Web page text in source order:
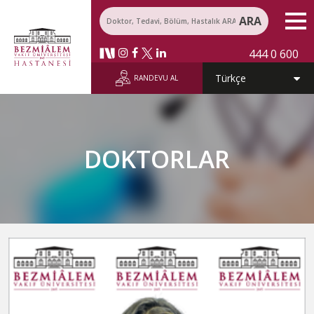
ARA
444 0 600
RANDEVU AL
DOKTORLAR